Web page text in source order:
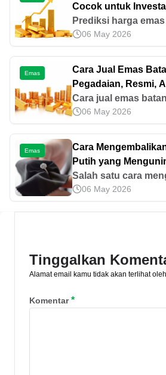
Cocok untuk
Prediksi harga
terus naik hingga
ons. Simak analisis
pengaruh, dan
sini.
06 May 2026
Emas
Cara Jual Emas
Pegadaian, Resmi,
Cara jual emas
bisa dilakukan
dan aman. Yuk, cari
lengkap mengenai
ini!
06 May 2026
Emas
Cara
Putih yang
Salah satu cara
emas putih yang
melakukan
06 May 2026
Tinggalkan
Alamat email kamu tidak akan terlihat
Komentar*